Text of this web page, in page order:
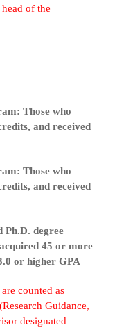
of the
Those who
and received
Those who
and received
Ph.D. degree
45 or more
or higher GPA
counted as
Guidance,
designated